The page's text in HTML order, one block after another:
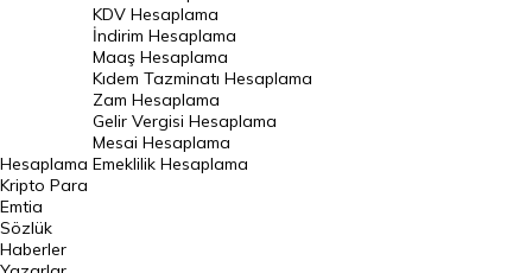
Japon Yeni Kuru
Serbest Piyasa Döviz Kurları
Merkez Bankası Döviz Kurları
Altın Fiyatları
Gram Altın Fiyatı
Çeyrek Altın Fiyatı
Hesaplama
KDV Hesaplama
İndirim Hesaplama
Maaş Hesaplama
Kıdem Tazminatı Hesaplama
Zam Hesaplama
Gelir Vergisi Hesaplama
Mesai Hesaplama
Emeklilik Hesaplama
Kripto Para
Emtia
Sözlük
Haberler